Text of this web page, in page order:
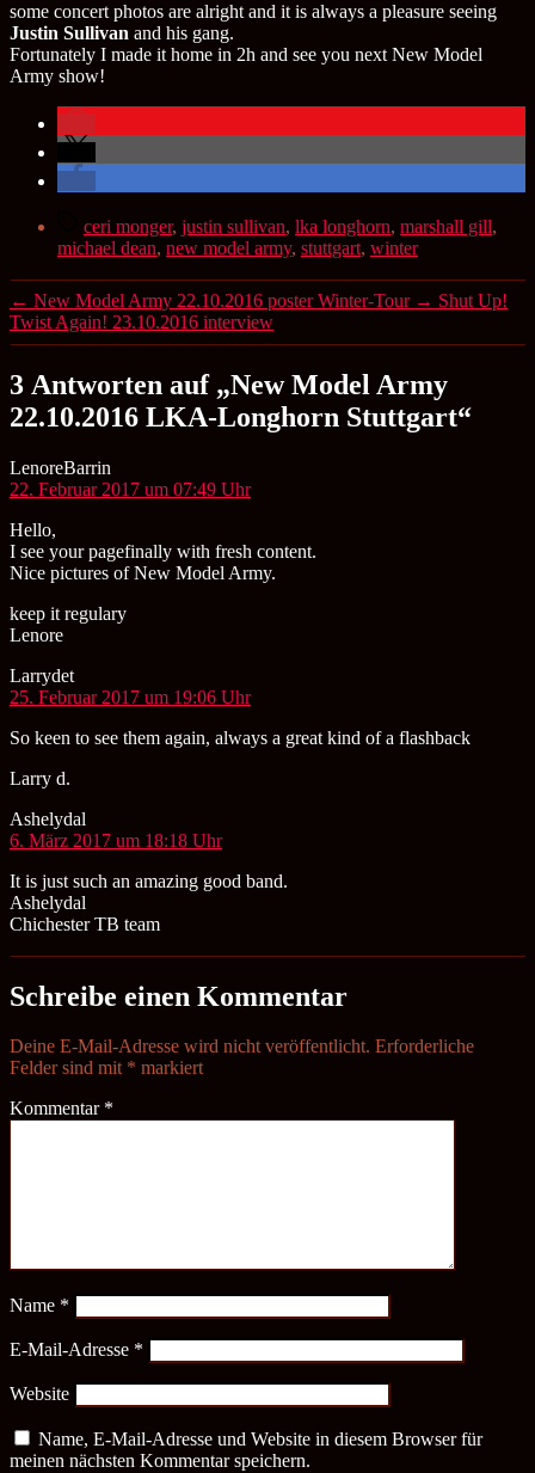
some concert photos are alright and it is always a pleasure seeing
Justin Sullivan and his gang.
Fortunately I made it home in 2h and see you next New Model
Army show!
Schlagwörter
ceri monger, justin sullivan, lka longhorn, marshall gill,
michael dean, new model army, stuttgart, winter
← New Model Army 22.10.2016 poster Winter-Tour → Shut Up!
Twist Again! 23.10.2016 interview
3 Antworten auf „New Model Army
22.10.2016 LKA-Longhorn Stuttgart“
LenoreBarrin
22. Februar 2017 um 07:49 Uhr
Hello,
I see your pagefinally with fresh content.
Nice pictures of New Model Army.
keep it regulary
Lenore
Larrydetsagt:
25. Februar 2017 um 19:06 Uhr
So keen to see them again, always a great kind of a flashback
Larry d.
Ashelydal
6. März 2017 um 18:18 Uhr
It is just such an amazing good band.
Ashelydal
Chichester TB team
Schreibe einen Kommentar
Deine E-Mail-Adresse wird nicht veröffentlicht. Erforderliche
Felder sind mit * markiert
Kommentar *
Name *
E-Mail-Adresse *
Website
Name, E-Mail-Adresse und Website in diesem Browser für
meinen nächsten Kommentar speichern.